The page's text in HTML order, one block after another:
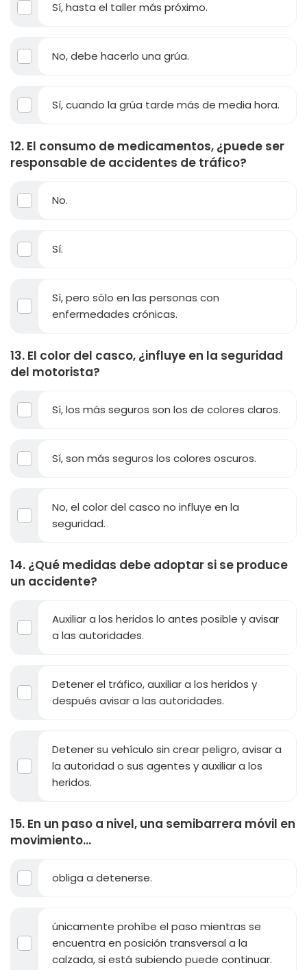
Sí, hasta el taller más próximo.
No, debe hacerlo una grúa.
Sí, cuando la grúa tarde más de media hora.
12. El consumo de medicamentos, ¿puede ser
responsable de accidentes de tráfico?
No.
Sí.
Sí, pero sólo en las personas con
enfermedades crónicas.
13. El color del casco, ¿influye en la seguridad
del motorista?
Sí, los más seguros son los de colores claros.
Sí, son más seguros los colores oscuros.
No, el color del casco no influye en la
seguridad.
14. ¿Qué medidas debe adoptar si se produce
un accidente?
Auxiliar a los heridos lo antes posible y avisar
a las autoridades.
Detener el tráfico, auxiliar a los heridos y
después avisar a las autoridades.
Detener su vehículo sin crear peligro, avisar a
la autoridad o sus agentes y auxiliar a los
heridos.
15. En un paso a nivel, una semibarrera móvil en
movimiento...
obliga a detenerse.
únicamente prohíbe el paso mientras se
encuentra en posición transversal a la
calzada, si está subiendo puede continuar.